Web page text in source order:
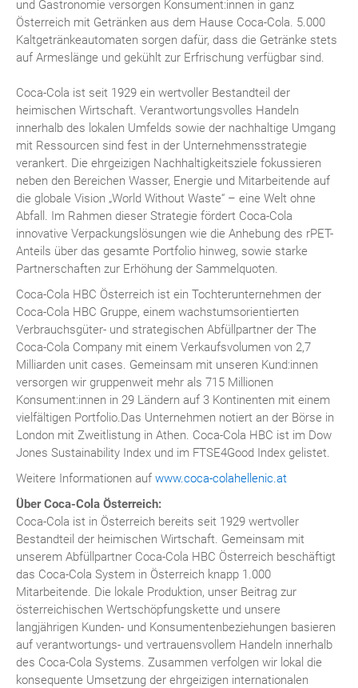
und Gastronomie versorgen Konsument:innen in ganz
Österreich mit Getränken aus dem Hause Coca-Cola. 5.000
Kaltgetränkeautomaten sorgen dafür, dass die Getränke stets
auf Armeslänge und gekühlt zur Erfrischung verfügbar sind.
Coca-Cola ist seit 1929 ein wertvoller Bestandteil der
heimischen Wirtschaft. Verantwortungsvolles Handeln
innerhalb des lokalen Umfelds sowie der nachhaltige Umgang
mit Ressourcen sind fest in der Unternehmensstrategie
verankert. Die ehrgeizigen Nachhaltigkeitsziele fokussieren
neben den Bereichen Wasser, Energie und Mitarbeitende auf
die globale Vision „World Without Waste“ – eine Welt ohne
Abfall. Im Rahmen dieser Strategie fördert Coca-Cola
innovative Verpackungslösungen wie die Anhebung des rPET-
Anteils über das gesamte Portfolio hinweg, sowie starke
Partnerschaften zur Erhöhung der Sammelquoten.
Coca-Cola HBC Österreich ist ein Tochterunternehmen der
Coca-Cola HBC Gruppe, einem wachstumsorientierten
Verbrauchsgüter- und strategischen Abfüllpartner der The
Coca-Cola Company mit einem Verkaufsvolumen von 2,7
Milliarden unit cases. Gemeinsam mit unseren Kund:innen
versorgen wir gruppenweit mehr als 715 Millionen
Konsument:innen in 29 Ländern auf 3 Kontinenten mit einem
vielfältigen Portfolio.Das Unternehmen notiert an der Börse in
London mit Zweitlistung in Athen. Coca-Cola HBC ist im Dow
Jones Sustainability Index und im FTSE4Good Index gelistet.
Weitere Informationen auf www.coca-colahellenic.at
Über Coca-Cola Österreich:
Coca-Cola ist in Österreich bereits seit 1929 wertvoller
Bestandteil der heimischen Wirtschaft. Gemeinsam mit
unserem Abfüllpartner Coca-Cola HBC Österreich beschäftigt
das Coca-Cola System in Österreich knapp 1.000
Mitarbeitende. Die lokale Produktion, unser Beitrag zur
österreichischen Wertschöpfungskette und unsere
langjährigen Kunden- und Konsumentenbeziehungen basieren
auf verantwortungs- und vertrauensvollem Handeln innerhalb
des Coca-Cola Systems. Zusammen verfolgen wir lokal die
konsequente Umsetzung der ehrgeizigen internationalen